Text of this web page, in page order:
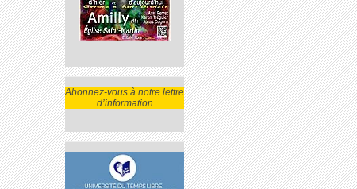
Abonnez-vous à notre lettre
d’information